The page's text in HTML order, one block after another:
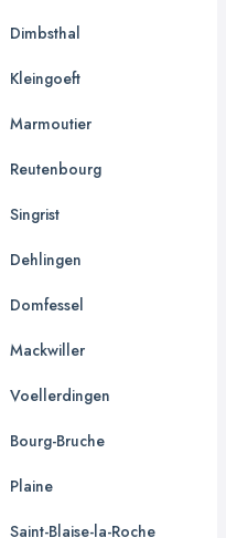
Dimbsthal
Kleingoeft
Marmoutier
Reutenbourg
Singrist
Dehlingen
Domfessel
Mackwiller
Voellerdingen
Bourg-Bruche
Plaine
Saint-Blaise-la-Roche